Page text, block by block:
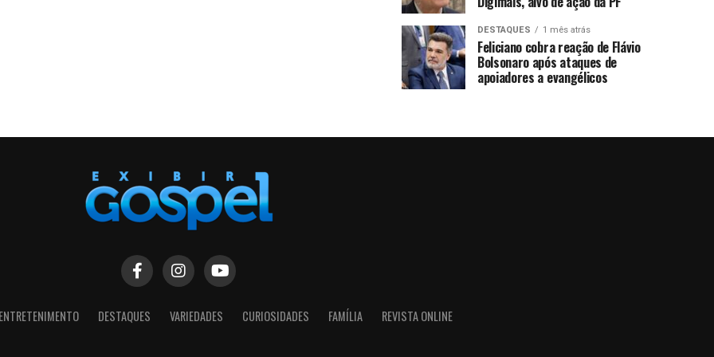
DESTAQUES 1 mês atrás
Feliciano cobra reação de Flávio
Bolsonaro após ataques de
apoiadores a evangélicos
ENTRETENIMENTO DESTAQUES VARIEDADES CURIOSIDADES FAMÍLIA REVISTA ONLINE